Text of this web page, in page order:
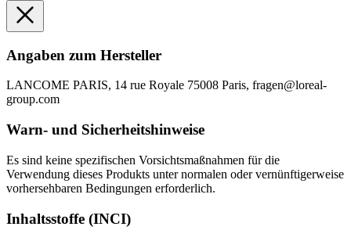
Angaben zum Hersteller
LANCOME PARIS, 14 rue Royale 75008 Paris, fragen@loreal-
group.com
Warn- und Sicherheitshinweise
Es sind keine spezifischen Vorsichtsmaßnahmen für die
Verwendung dieses Produkts unter normalen oder vernünftigerweise
vorhersehbaren Bedingungen erforderlich.
Inhaltsstoffe (INCI)